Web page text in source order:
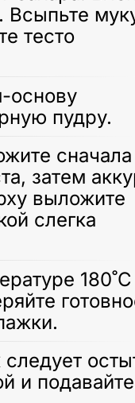
Всыпьте
тесто
основу
пудру.
сначала
затем
выложите
слегка
180˚C
и